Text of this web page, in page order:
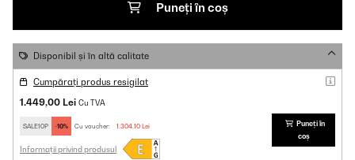
Puneți în coș
Disponibil și în altă calitate
Cumpărați produs resigilat
1.449,00 Lei Cu TVA
SALE10P -10% Cu voucher: 1.304,10 Lei
Informații privind produsul
Puneți în
coș